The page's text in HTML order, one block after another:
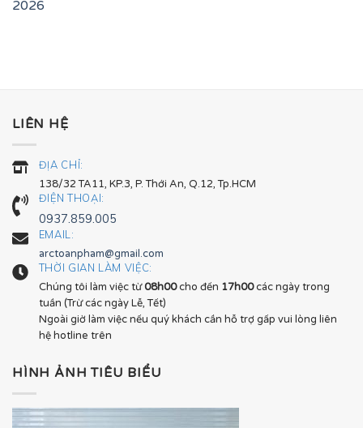
2026
LIÊN HỆ
ĐỊA CHỈ:
138/32 TA11, KP.3, P. Thới An, Q.12, Tp.HCM
ĐIỆN THOẠI:
0937.859.005
EMAIL:
arctoanpham@gmail.com
THỜI GIAN LÀM VIỆC:
Chúng tôi làm việc từ08h00cho đến 17h00các ngày trong
tuần (Trừ các ngày Lễ, Tết)
Ngoài giờ làm việc nếu quý khách cần hỗ trợ gấp vui lòng liên
hệ hotline trên
HÌNH ẢNH TIÊU BIỂU